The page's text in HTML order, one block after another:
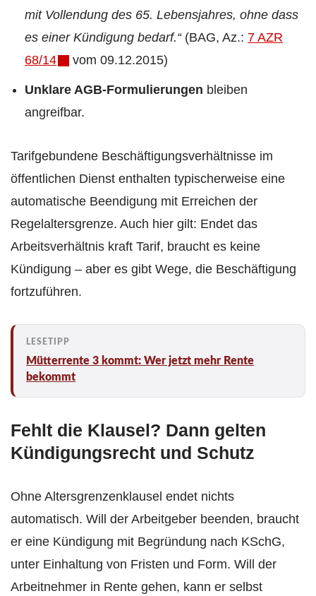
mit Vollendung des 65. Lebensjahres, ohne dass
es einer Kündigung bedarf.“(BAG, Az.: 7 AZR
68/14
vom 09.12.2015)
Unklare AGB-Formulierungen bleiben
angreifbar.
Tarifgebundene Beschäftigungsverhältnisse im
öffentlichen Dienst enthalten typischerweise eine
automatische Beendigung mit Erreichen der
Regelaltersgrenze. Auch hier gilt: Endet das
Arbeitsverhältnis kraft Tarif, braucht es keine
Kündigung – aber es gibt Wege, die Beschäftigung
fortzuführen.
Mütterrente 3 kommt: Wer jetzt mehr Rente
bekommt
Fehlt die Klausel? Dann gelten
Kündigungsrecht und Schutz
Ohne Altersgrenzenklausel endet nichts
automatisch. Will der Arbeitgeber beenden, braucht
er eine Kündigung mit Begründung nach KSchG,
unter Einhaltung von Fristen und Form. Will der
Arbeitnehmer in Rente gehen, kann er selbst